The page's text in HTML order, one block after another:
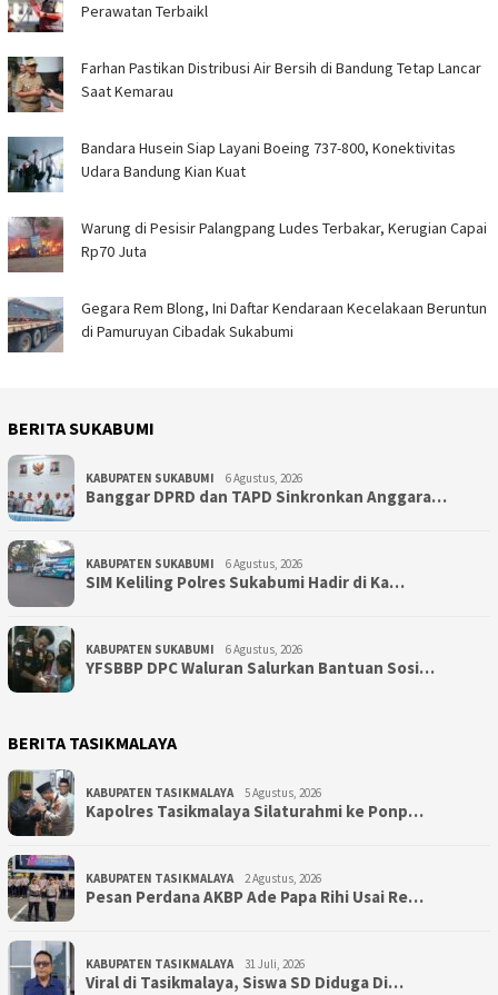
Perawatan Terbaikl
Farhan Pastikan Distribusi Air Bersih di Bandung Tetap Lancar
Saat Kemarau
Bandara Husein Siap Layani Boeing 737-800, Konektivitas
Udara Bandung Kian Kuat
Warung di Pesisir Palangpang Ludes Terbakar, Kerugian Capai
Rp70 Juta
Gegara Rem Blong, Ini Daftar Kendaraan Kecelakaan Beruntun
di Pamuruyan Cibadak Sukabumi
BERITA SUKABUMI
KABUPATEN SUKABUMI 6 Agustus, 2026
Banggar DPRD dan TAPD Sinkronkan Anggara…
KABUPATEN SUKABUMI 6 Agustus, 2026
SIM Keliling Polres Sukabumi Hadir di Ka…
KABUPATEN SUKABUMI 6 Agustus, 2026
YFSBBP DPC Waluran Salurkan Bantuan Sosi…
BERITA TASIKMALAYA
KABUPATEN TASIKMALAYA 5 Agustus, 2026
Kapolres Tasikmalaya Silaturahmi ke Ponp…
KABUPATEN TASIKMALAYA 2 Agustus, 2026
Pesan Perdana AKBP Ade Papa Rihi Usai Re…
KABUPATEN TASIKMALAYA 31 Juli, 2026
Viral di Tasikmalaya, Siswa SD Diduga Di…